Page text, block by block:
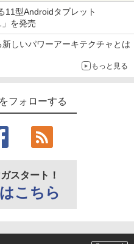
11型Androidタブレット
」を発売
しいパワーアーキテクチャとは
もっと見る
フォローする
スタート！
こちら